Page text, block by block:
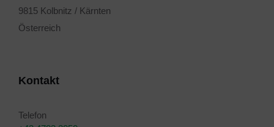
9815 Kolbnitz / Kärnten
Österreich
Kontakt
Telefon